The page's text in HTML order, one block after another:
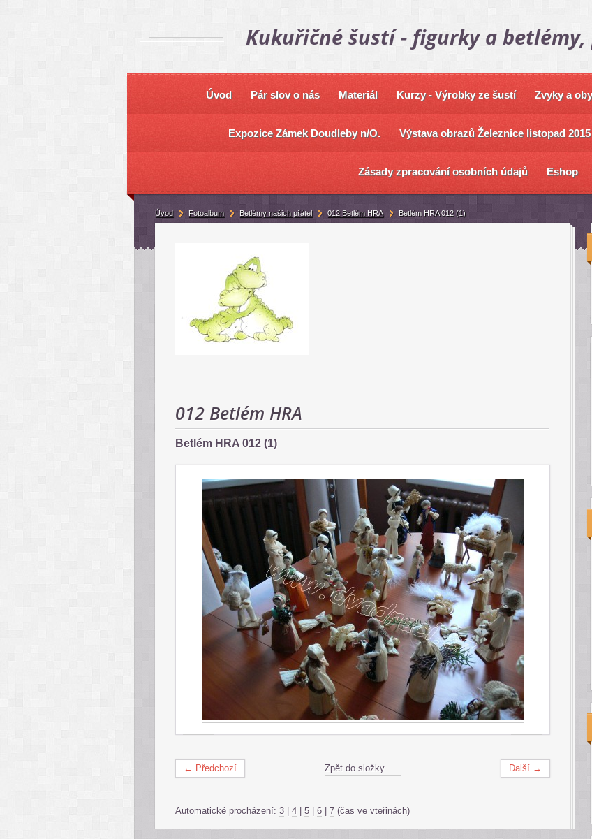
Kukuřičné šustí - figurky a
Úvod Pár slov o nás Materiál Kurzy - Výrobky ze šustí Zvyky a
Expozice Zámek Doudleby n/O. Výstava obrazů Železnice listopad 2015
Zásady zpracování osobních údajů Eshop
012 Betlém HRA
Betlém HRA 012 (1)
← Předchozí Další →
Zpět do složky
Automatické procházení: 3 4 5 6 7 (čas ve vteřinách)
Úvod Fotoalbum Betlémy našich přátel 012 Betlém HRA Betlém HRA 012 (1)